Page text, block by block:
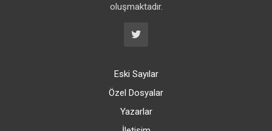
oluşmaktadır.
Eski Sayılar
Özel Dosyalar
Yazarlar